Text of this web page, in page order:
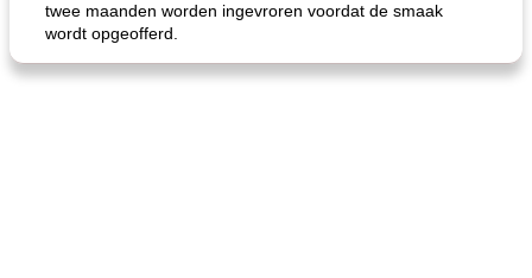
twee maanden worden ingevroren voordat de smaak
wordt opgeofferd.